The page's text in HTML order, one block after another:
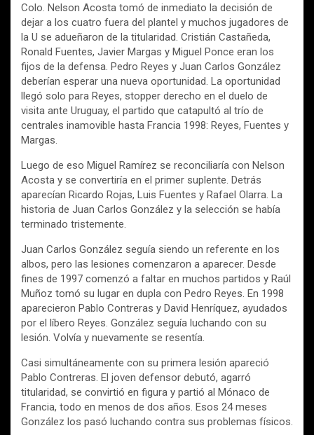
Colo. Nelson Acosta tomó de inmediato la decisión de
dejar a los cuatro fuera del plantel y muchos jugadores de
la U se adueñaron de la titularidad. Cristián Castañeda,
Ronald Fuentes, Javier Margas y Miguel Ponce eran los
fijos de la defensa. Pedro Reyes y Juan Carlos González
deberían esperar una nueva oportunidad. La oportunidad
llegó solo para Reyes, stopper derecho en el duelo de
visita ante Uruguay, el partido que catapultó al trío de
centrales inamovible hasta Francia 1998: Reyes, Fuentes y
Margas.
Luego de eso Miguel Ramírez se reconciliaría con Nelson
Acosta y se convertiría en el primer suplente. Detrás
aparecían Ricardo Rojas, Luis Fuentes y Rafael Olarra. La
historia de Juan Carlos González y la selección se había
terminado tristemente.
Juan Carlos González seguía siendo un referente en los
albos, pero las lesiones comenzaron a aparecer. Desde
fines de 1997 comenzó a faltar en muchos partidos y Raúl
Muñoz tomó su lugar en dupla con Pedro Reyes. En 1998
aparecieron Pablo Contreras y David Henríquez, ayudados
por el líbero Reyes. González seguía luchando con su
lesión. Volvía y nuevamente se resentía.
Casi simultáneamente con su primera lesión apareció
Pablo Contreras. El joven defensor debutó, agarró
titularidad, se convirtió en figura y partió al Mónaco de
Francia, todo en menos de dos años. Esos 24 meses
González los pasó luchando contra sus problemas físicos.